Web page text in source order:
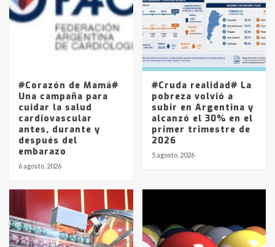
4
Los precios de los combustibles en
La Pampa, desde YPF hasta Axion
entre 857 a 1338 pesos
#Corazón de Mamá#
Una campaña para
cuidar la salud
cardiovascular
antes, durante y
después del
embarazo
6 agosto, 2026
#Cruda realidad# La
pobreza volvió a
subir en Argentina y
alcanzó el 30% en el
primer trimestre de
2026
5 agosto, 2026